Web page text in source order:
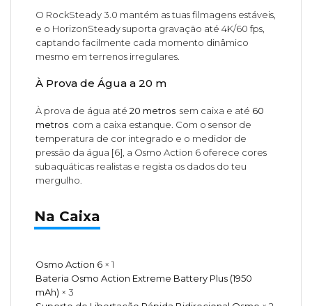
O RockSteady 3.0 mantém as tuas filmagens estáveis,
e o HorizonSteady suporta gravação até 4K/60 fps,
captando facilmente cada momento dinâmico
mesmo em terrenos irregulares.
À Prova de Água a 20 m
À prova de água até20 metros sem caixa e até 60
metros com a caixa estanque. Com o sensor de
temperatura de cor integrado e o medidor de
pressão da água [6], a Osmo Action 6 oferece cores
subaquáticas realistas e regista os dados do teu
mergulho.
Na Caixa
Osmo Action 6 × 1
Bateria Osmo Action Extreme Battery Plus (1950
mAh) × 3